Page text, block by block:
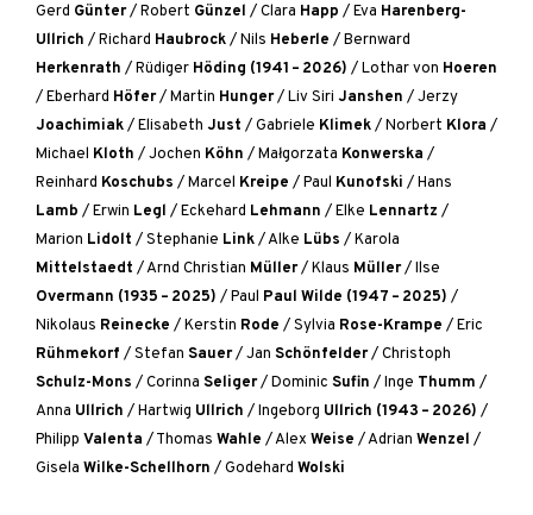
Gerd Günter/Robert Günzel /Clara Happ /Eva Harenberg-
Ullrich /Richard Haubrock/Nils Heberle /Bernward
Herkenrath /Rüdiger Höding (1941 – 2026) /Lothar von Hoeren
/Eberhard Höfer/Martin Hunger/Liv Siri Janshen /Jerzy
Joachimiak/Elisabeth Just /Gabriele Klimek/Norbert Klora /
Michael Kloth /Jochen Köhn /Małgorzata Konwerska /
Reinhard Koschubs /Marcel Kreipe /Paul Kunofski /Hans
Lamb /Erwin Legl /Eckehard Lehmann /Elke Lennartz /
Marion Lidolt /Stephanie Link/Alke Lübs /Karola
Mittelstaedt /Arnd Christian Müller/Klaus Müller/Ilse
Overmann (1935 – 2025) /Paul Paul Wilde (1947 – 2025) /
Nikolaus Reinecke /Kerstin Rode /Sylvia Rose-Krampe /Eric
Rühmekorf /Stefan Sauer/Jan Schönfelder/Christoph
Schulz-Mons /Corinna Seliger/Dominic Sufin /Inge Thumm /
Anna Ullrich /Hartwig Ullrich /Ingeborg Ullrich (1943 – 2026) /
Philipp Valenta /Thomas Wahle /Alex Weise /Adrian Wenzel /
Gisela Wilke-Schellhorn /Godehard Wolski